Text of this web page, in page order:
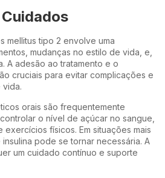
mellitus tipo 2 envolve uma
mudanças no estilo de vida, e,
A adesão ao tratamento e o
cruciais para evitar complicações e
vida.
orais são frequentemente
o nível de açúcar no sangue,
exercícios físicos. Em situações mais
pode se tornar necessária. A
um cuidado contínuo e suporte